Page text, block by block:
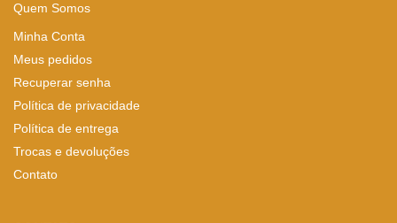
Quem Somos
Minha Conta
Meus pedidos
Recuperar senha
Política de privacidade
Política de entrega
Trocas e devoluções
Contato